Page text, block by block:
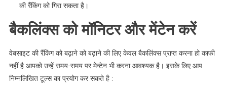
की रैंकिंग को गिरा सकता है।
बैकलिंक्स को मॉनिटर और मेंटेन करें
वेबसाइट की रैंकिंग को बढ़ाने को बढ़ाने की लिए केवल बैकलिंक्स प्राप्त करना हो काफी
नहीं है आपको उन्हें समय-समय पर मेन्टेन भी करना आवश्यक है। इसके लिए आप
निम्नलिखित टूल्स का प्रयोग कर सकते है :